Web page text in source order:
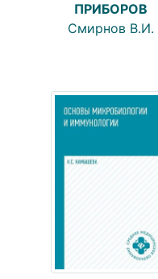
ПРИБОРОВ
Смирнов В.И.